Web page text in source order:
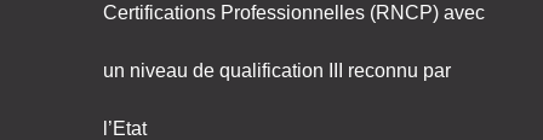
Certifications Professionnelles (RNCP) avec
un niveau de qualification III reconnu par
l’Etat